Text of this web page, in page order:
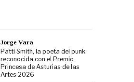
Jorge Vara
Patti Smith, la poeta del punk
reconocida con el Premio
Princesa de Asturias de las
Artes 2026